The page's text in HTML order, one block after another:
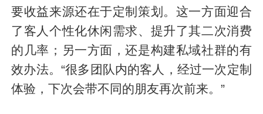
要收益来源还在于定制策划。这一方面迎合
了客人个性化休闲需求、提升了其二次消费
的几率；另一方面，还是构建私域社群的有
效办法。“很多团队内的客人，经过一次定制
体验，下次会带不同的朋友再次前来。”